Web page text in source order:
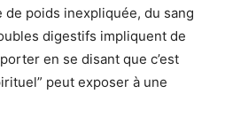
poids inexpliquée, du sang
digestifs impliquent de
en se disant que c’est
peut exposer à une